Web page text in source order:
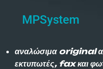
MPSystem
αναλώσιμα original
εκτυπωτές, fax και